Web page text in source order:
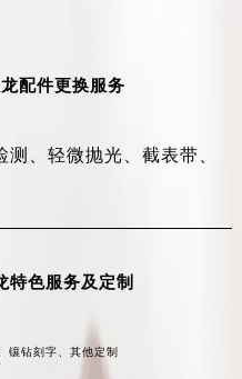
配件更换服务
测、 轻微抛光、 截表带、
特色服务及定制
镶钻刻字、 其他定制